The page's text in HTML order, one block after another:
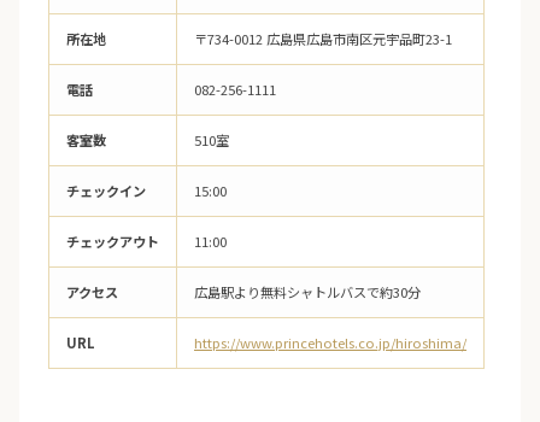
所在地 〒734-0012 広島県広島市南区元宇品町23-1
電話 082-256-1111
客室数 510室
チェックイン 15:00
チェックアウト 11:00
アクセス 広島駅より無料シャトルバスで約30分
URL https://www.princehotels.co.jp/hiroshima/